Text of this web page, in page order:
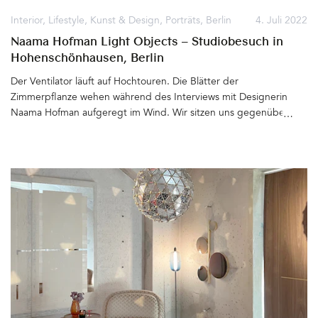
4. Juli 2022
Interior, Lifestyle, Kunst & Design, Porträts, Berlin
Naama Hofman Light Objects – Studiobesuch in
Hohenschönhausen, Berlin
Der Ventilator läuft auf Hochtouren. Die Blätter der
Zimmerpflanze wehen während des Interviews mit Designerin
Naama Hofman aufgeregt im Wind. Wir sitzen uns gegenüber
und die Werkstatt der israelischen Lichtdesignerin Naama Hofman
liegen mitten im ehemaligen Sperrgebiet Berlin-
Hohenschönhausen. Zu Zeiten der DDR war an dieser Stelle eine
Leerfläche in den Stadtplänen eingezeichnet. Wachtürme,
Überwachungskameras und bewaffnete Sicherungskräfte sorgten
ab 1951 dafür, dass Unbefugte keinen Zutritt erhielten. Wo sich
früher der Operativ-Technische Sektor (OTS) befand, der unter
anderem für die Herstellung von Abhöranlagen, versteckten
Kameras und falschen Pässen verantwortlich war, wird heute